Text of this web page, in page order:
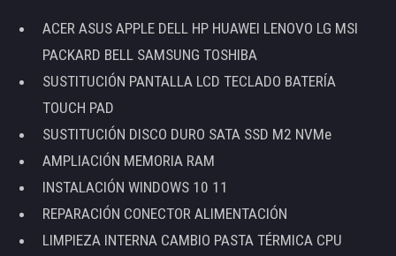
ACER ASUS APPLE DELL HP HUAWEI LENOVO LG MSI
PACKARD BELL SAMSUNG TOSHIBA
SUSTITUCIÓN PANTALLA LCD TECLADO BATERÍA
TOUCH PAD
SUSTITUCIÓN DISCO DURO SATA SSD M2 NVMe
AMPLIACIÓN MEMORIA RAM
INSTALACIÓN WINDOWS 10 11
REPARACIÓN CONECTOR ALIMENTACIÓN
LIMPIEZA INTERNA CAMBIO PASTA TÉRMICA CPU